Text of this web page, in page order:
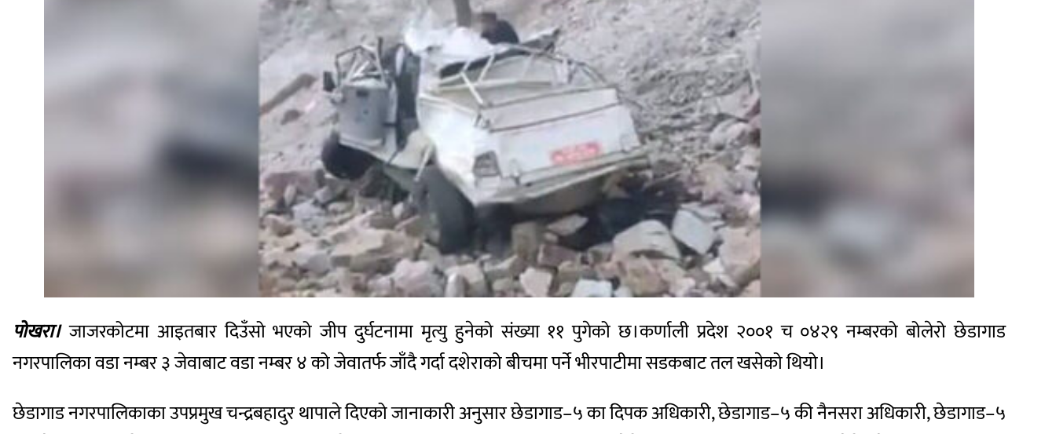
पोखरा।जाजरकोटमा आइतबार दिउँसो भएको जीप दुर्घटनामा मृत्यु हुनेको संख्या ११ पुगेको छ।कर्णाली प्रदेश २००१ च ०४२९ नम्बरको बोलेरो छेडागाड
नगरपालिका वडा नम्बर ३ जेवाबाट वडा नम्बर ४ को जेवातर्फ जाँदै गर्दा दशेराको बीचमा पर्ने भीरपाटीमा सडकबाट तल खसेको थियो।
छेडागाड नगरपालिकाका उपप्रमुख चन्द्रबहादुर थापाले दिएको जानाकारी अनुसार छेडागाड–५ का दिपक अधिकारी, छेडागाड–५ की नैनसरा अधिकारी, छेडागाड–५